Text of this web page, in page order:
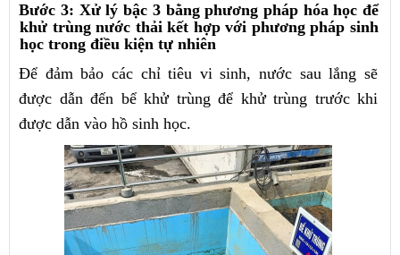
Bước 3: Xử lý bậc 3 bằng phương pháp hóa học để
khử trùng nước thải kết hợp với phương pháp sinh
học trong điều kiện tự nhiên
Để đảm bảo các chỉ tiêu vi sinh, nước sau lắng sẽ
được dẫn đến bể khử trùng để khử trùng trước khi
được dẫn vào hồ sinh học.